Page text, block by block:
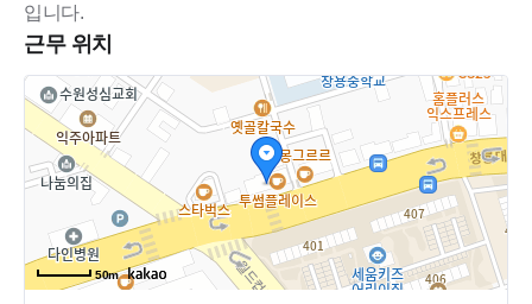
거창하게 들릴 수 있지만,
어울리려는 마음만 있다면 어느 치과보다 마음 편히 근무하실
수 있다고 자신 있게 보증합니다.
입니다.
근무 위치
50m